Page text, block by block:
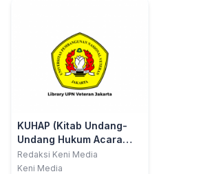
KUHAP (Kitab Undang-
Undang Hukum Acara
Pidana)
Redaksi Keni Media
Keni Media